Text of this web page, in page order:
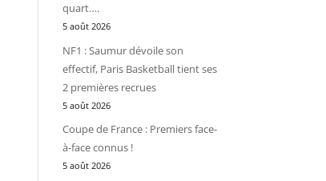
quart….
5 août 2026
NF1 : Saumur dévoile son
effectif, Paris Basketball tient ses
2 premières recrues
5 août 2026
Coupe de France : Premiers face-
à-face connus !
5 août 2026